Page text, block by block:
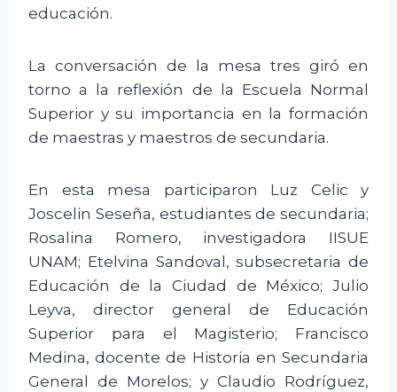
educación.
La conversación de la mesa tres giró en
torno a la reflexión de la Escuela Normal
Superior y su importancia en la formación
de maestras y maestros de secundaria.
En esta mesa participaron Luz Celic y
Joscelin Seseña, estudiantes de secundaria;
Rosalina Romero, investigadora IISUE
UNAM; Etelvina Sandoval, subsecretaria de
Educación de la Ciudad de México; Julio
Leyva, director general de Educación
Superior para el Magisterio; Francisco
Medina, docente de Historia en Secundaria
General de Morelos; y Claudio Rodríguez,